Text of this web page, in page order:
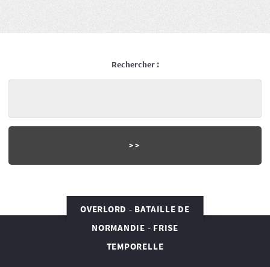
Rechercher :
OVERLORD - BATAILLE DE
NORMANDIE - FRISE
TEMPORELLE